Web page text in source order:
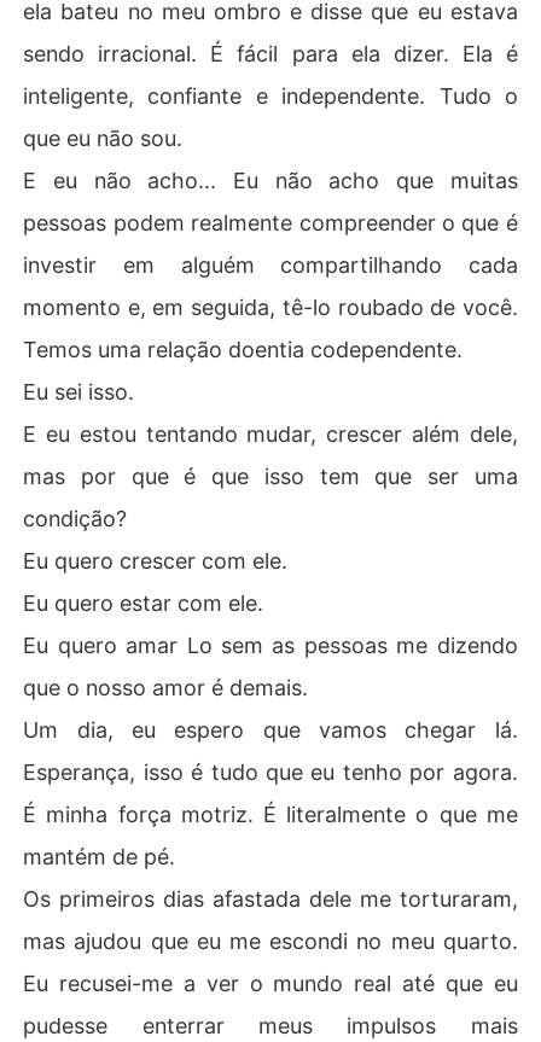
ela bateu no meu ombro e disse que eu estava
sendo irracional. É fácil para ela dizer. Ela é
inteligente, confiante e independente. Tudo o
que eu não sou.
E eu não acho... Eu não acho que muitas
pessoas podem realmente compreender o que é
investir em alguém compartilhando cada
momento e, em seguida, tê-lo roubado de você.
Temos uma relação doentia codependente.
Eu sei isso.
E eu estou tentando mudar, crescer além dele,
mas por que é que isso tem que ser uma
condição?
Eu quero crescer com ele.
Eu quero estar com ele.
Eu quero amar Lo sem as pessoas me dizendo
que o nosso amor é demais.
Um dia, eu espero que vamos chegar lá.
Esperança, isso é tudo que eu tenho por agora.
É minha força motriz. É literalmente o que me
mantém de pé.
Os primeiros dias afastada dele me torturaram,
mas ajudou que eu me escondi no meu quarto.
Eu recusei-me a ver o mundo real até que eu
pudesse enterrar meus impulsos mais